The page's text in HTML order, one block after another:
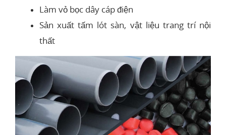
Làm vỏ bọc dây cáp điện
Sản xuất tấm lót sàn, vật liệu trang trí nội
thất